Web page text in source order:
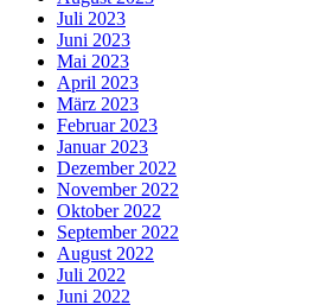
Juli 2023
Juni 2023
Mai 2023
April 2023
März 2023
Februar 2023
Januar 2023
Dezember 2022
November 2022
Oktober 2022
September 2022
August 2022
Juli 2022
Juni 2022